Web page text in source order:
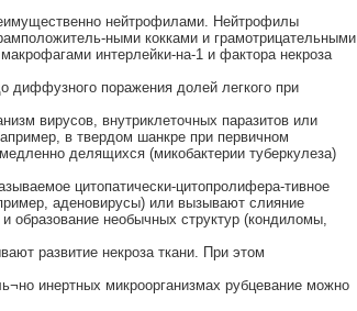
нейтрофилами. Нейтрофилы
ными кокками и грамотрицательными
интерлейки-на-1 и фактора некроза
диффузного поражения долей легкого при
вирусов, внутриклеточных паразитов или
в твердом шанкре при первичном
делящихся (микобактерии туберкулеза)
цитопатически-цитопролифера-тивное
аденовирусы) или вызывают слияние
образование необычных структур (кондиломы,
развитие некроза ткани. При этом
инертных микроорганизмах рубцевание можно